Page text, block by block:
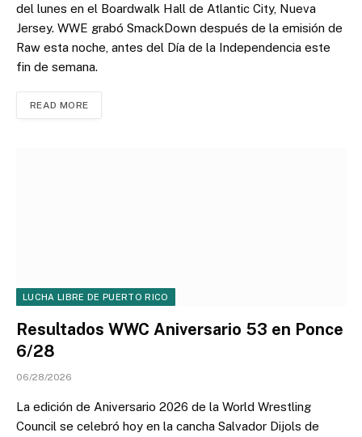
del lunes en el Boardwalk Hall de Atlantic City, Nueva
Jersey. WWE grabó SmackDown después de la emisión de
Raw esta noche, antes del Día de la Independencia este
fin de semana.
READ MORE
LUCHA LIBRE DE PUERTO RICO
Resultados WWC Aniversario 53 en Ponce
6/28
06/28/2026
La edición de Aniversario 2026 de la World Wrestling
Council se celebró hoy en la cancha Salvador Dijols de